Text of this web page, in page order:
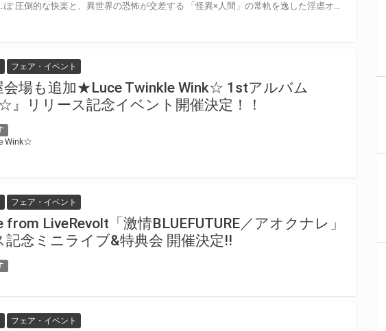
ぽ…ぽぽ…ぽ……ぽ 圧倒的な快楽と、異世界の恐怖が交差する 「怪異×人間」の常軌を逸した淫虐オムニバス！ ネット上で話題沸騰となった、叙火先生が描く 都市伝説をテーマとしたエロティックホラー第2弾！ 八尺様に魅入られた少年の、その後を描く「完結編」と 限定コミックにて配布された外伝「夢物語」が映像化！ とらのあなでは『(DVD)八尺八話快樂巡り ～異形怪奇譚～ THE ANIMATION 『八尺様 完結編』『八尺様 夢物語』』の発売を記念して、 『出演キャスト直筆サイン入り台本』or『原作者「叙火」描き下ろしイラスト＆キャスト直筆サイン入り色紙』のプレゼントキャンペーンを開催致します！！ 対象商品をご購入されたお客様に、応募抽選券をプレゼント！ ご応募頂いた方の中から抽選で、出演キャストの直筆サインが入った台本を 1名様にプレゼントしちゃいます♪ しかも、ご予約の上ご購入の方には応募抽選券を2枚プレゼントのダブルチャンス！！ 是非この機会に、とらのあなにてご予約の上、ご購入下さい♪
フェア・イベント
場も追加★Luce Twinkle Wink☆ 1stアルバム
』リリース記念イベント開催決定！！
Wink☆
フェア・イベント
from LiveRevolt「激情BLUEFUTURE／アオクナレ」
記念ミニライブ&特典会 開催決定!!
フェア・イベント